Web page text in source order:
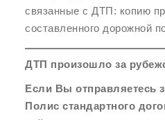
связанные с ДТП: копию
составленного дорожной
ДТП произошло за
Если Вы отправляетесь
Полис стандартного